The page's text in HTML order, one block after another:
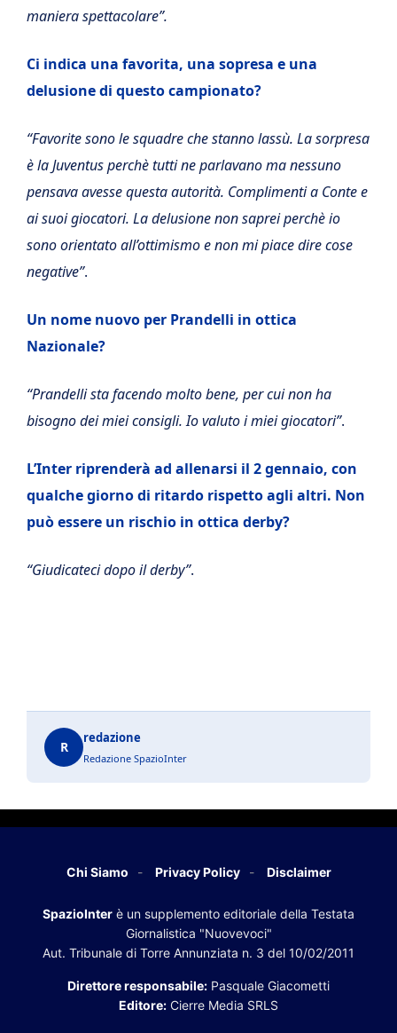
maniera spettacolare”.
Ci indica una favorita, una sopresa e una
delusione di questo campionato?
“Favorite sono le squadre che stanno lassù. La sorpresa
è la Juventus perchè tutti ne parlavano ma nessuno
pensava avesse questa autorità. Complimenti a Conte e
ai suoi giocatori. La delusione non saprei perchè io
sono orientato all’ottimismo e non mi piace dire cose
negative”.
Un nome nuovo per Prandelli in ottica
Nazionale?
“Prandelli sta facendo molto bene, per cui non ha
bisogno dei miei consigli. Io valuto i miei giocatori”.
L’Inter riprenderà ad allenarsi il 2 gennaio, con
qualche giorno di ritardo rispetto agli altri. Non
può essere un rischio in ottica derby?
“Giudicateci dopo il derby”.
R
redazione
Redazione SpazioInter
Chi Siamo Privacy Policy Disclaimer
SpazioInter è un supplemento editoriale della Testata
Giornalistica "Nuovevoci"
Aut. Tribunale di Torre Annunziata n. 3 del 10/02/2011
Direttore responsabile: Pasquale Giacometti
Editore: Cierre Media SRLS